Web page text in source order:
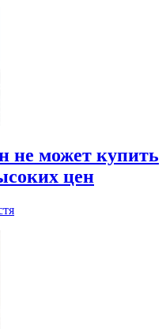
не может купить
цен